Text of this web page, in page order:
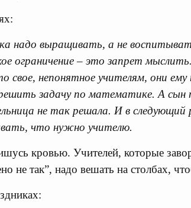
надо выращивать, а не
ограничение – это запрет
свое, непонятное учителям, они
задачу по математике. А сын
не так решала. И в
что нужно учителю.
кровью. Учителей, которые
не так”, надо вешать на столбах,